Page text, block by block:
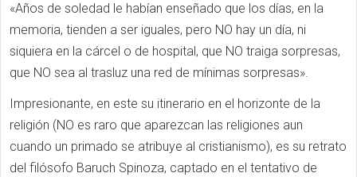
«Años de soledad le habían enseñado que los días, en la
memoria, tienden a ser iguales, pero NO hay un día, ni
siquiera en la cárcel o de hospital, que NO traiga sorpresas,
que NO sea al trasluz una red de mínimas sorpresas».
Impresionante, en este su itinerario en el horizonte de la
religión (NO es raro que aparezcan las religiones aun
cuando un primado se atribuye al cristianismo), es su retrato
del filósofo Baruch Spinoza, captado en el tentativo de